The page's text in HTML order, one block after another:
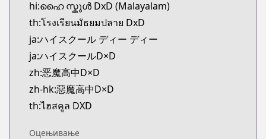
Book☆Walker
Book☆Walker
https://bookwalker.jp/series/1362/list
Official English
Official English
https://yenpress.com/high-school-dxd/
hi:ഹൈ സ്കൂൾ DxD (Malayalam)
th:โรงเรียนมัธยมปลาย DxD
ja:ハイスクール ディー ディー
ja:ハイスクールD×D
zh:恶魔高中D×D
zh-hk:惡魔高中D×D
th:ไฮสคูล DXD
Оцењивање